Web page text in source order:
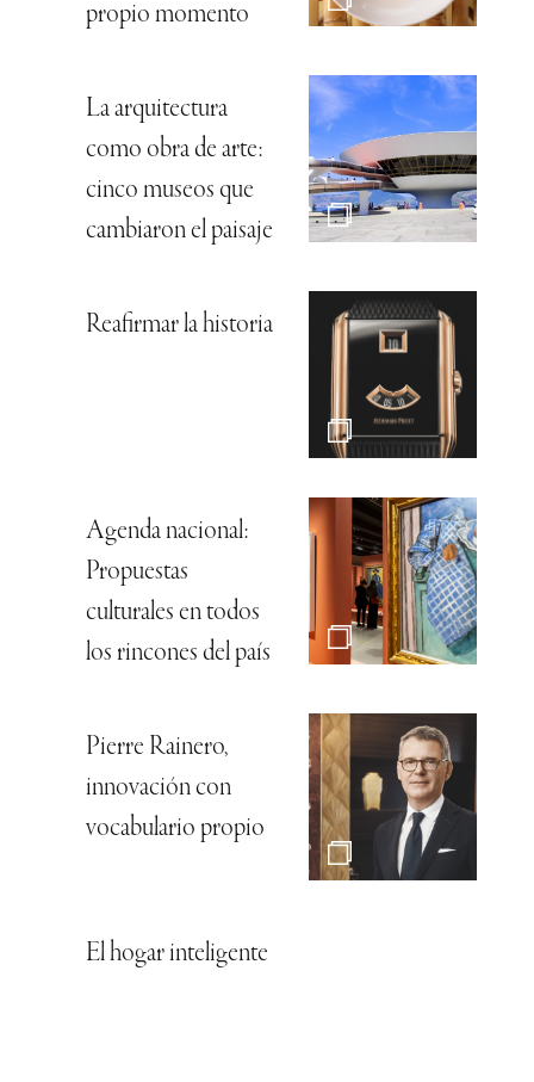
propio momento
La arquitectura
como obra de arte:
cinco museos que
cambiaron el paisaje
Reafirmar la historia
Agenda nacional:
Propuestas
culturales en todos
los rincones del país
Pierre Rainero,
innovación con
vocabulario propio
El hogar inteligente